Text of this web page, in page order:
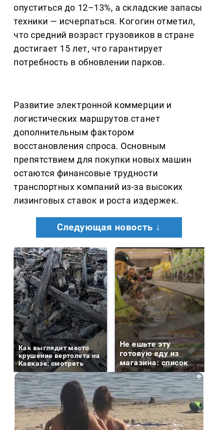
опуститься до 12–13%, а складские запасы
техники — исчерпаться. Когогин отметил,
что средний возраст грузовиков в стране
достигает 15 лет, что гарантирует
потребность в обновлении парков.
Развитие электронной коммерции и
логистических маршрутов станет
дополнительным фактором
восстановления спроса. Основным
препятствием для покупки новых машин
остаются финансовые трудности
транспортных компаний из-за высоких
лизинговых ставок и роста издержек.
Следующая новость ↓
Как выглядит место
крушение вертолета на
Кавказе: смотреть
Не ешьте эту
готовую еду из
магазина: список
i